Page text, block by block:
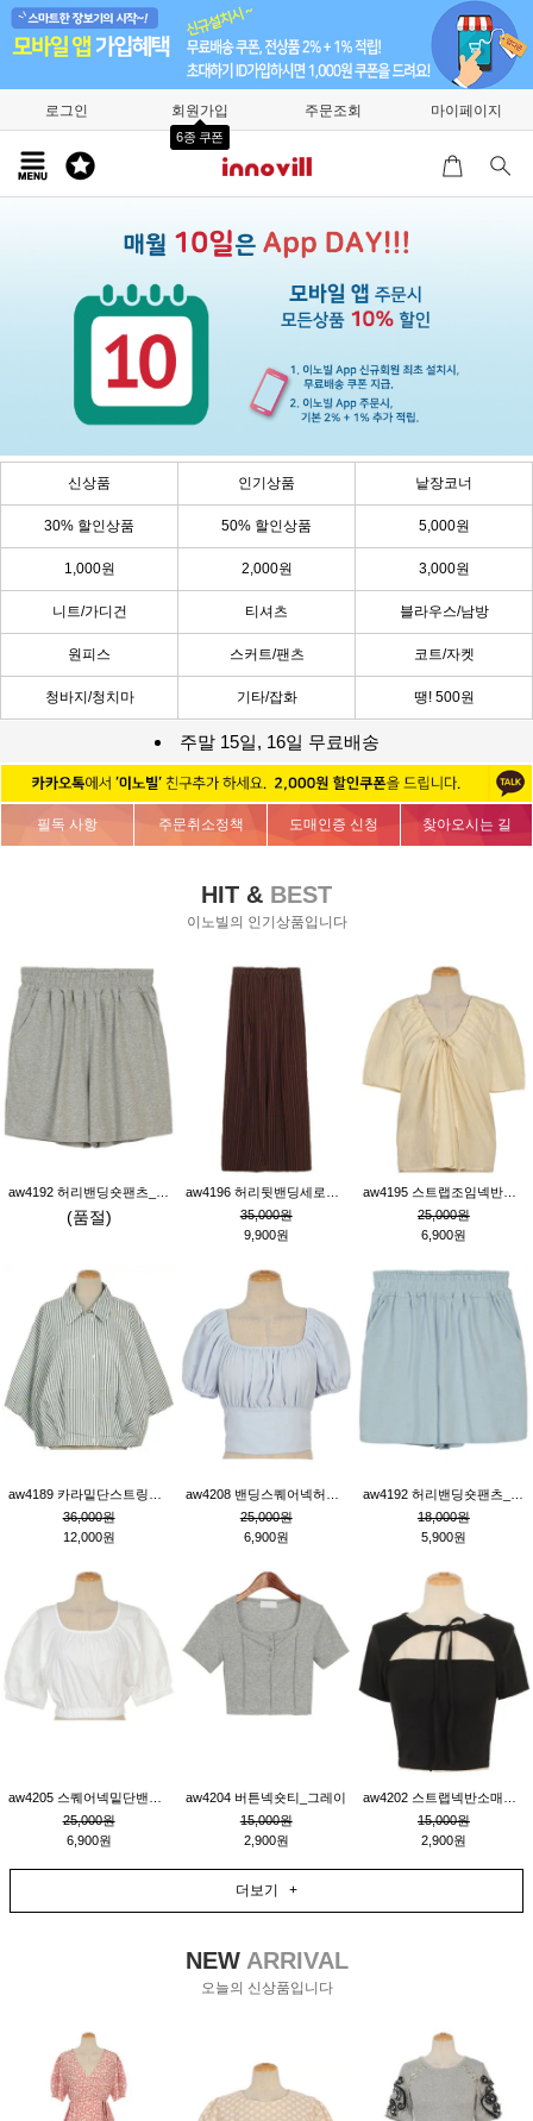
로그인 회원가입
6종 쿠폰
주문조회 마이페이지
신상품 인기상품 낱장코너
30% 할인상품 50% 할인상품 5,000원
1,000원 2,000원 3,000원
니트/가디건 티셔츠 블라우스/남방
원피스 스커트/팬츠 코트/자켓
청바지/청치마 기타/잡화 땡! 500원
주말 15일, 16일 무료배송
필독 사항 주문취소정책 도매인증 신청 찾아오시는 길
HIT & BEST
이노빌의 인기상품입니다
(품절)
35,000원
9,900원
25,000원
6,900원
36,000원
12,000원
25,000원
6,900원
18,000원
5,900원
25,000원
6,900원
aw4204 버튼넥숏티_그레이
15,000원
2,900원
15,000원
2,900원
더보기 +
NEWARRIVAL
오늘의 신상품입니다